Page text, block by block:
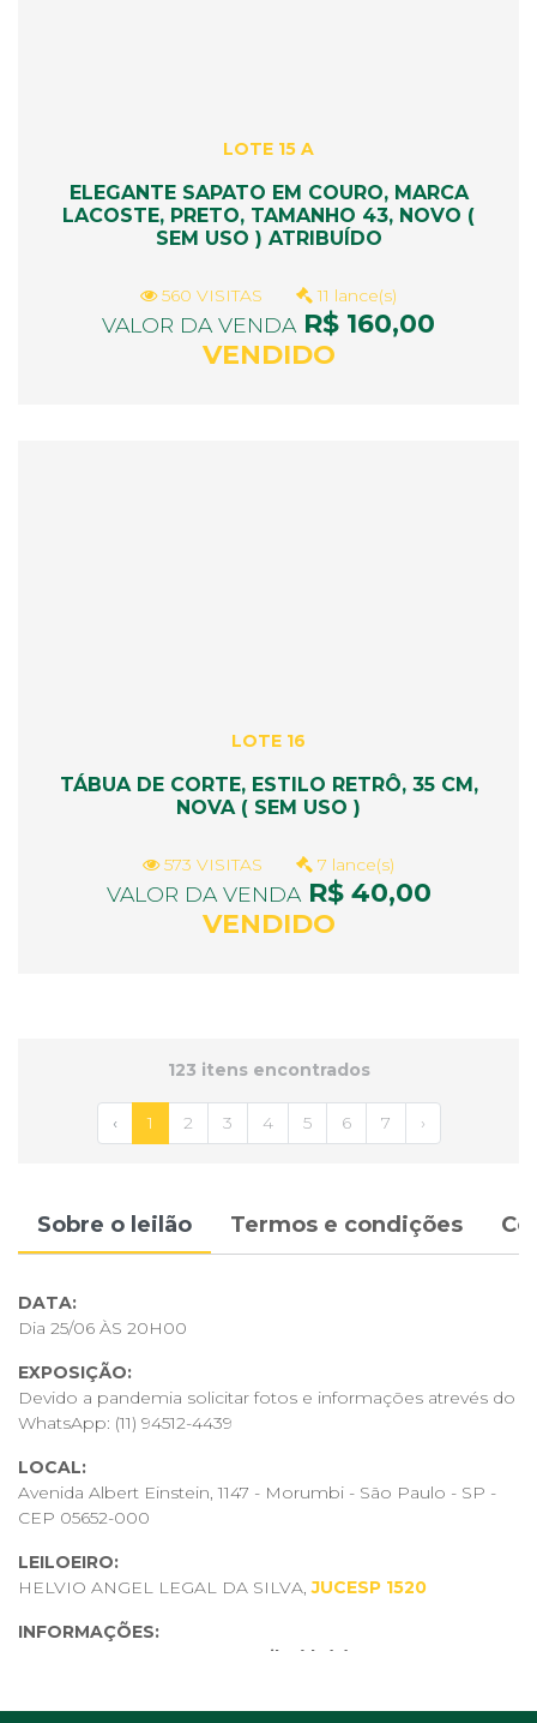
LOTE 15 A
ELEGANTE SAPATO EM COURO, MARCA
LACOSTE, PRETO, TAMANHO 43, NOVO (
SEM USO ) ATRIBUÍDO
560 VISITAS 11 lance(s)
VALOR DA VENDAR$ 160,00
VENDIDO
LOTE 16
TÁBUA DE CORTE, ESTILO RETRÔ, 35 CM,
NOVA ( SEM USO )
573 VISITAS 7 lance(s)
VALOR DA VENDAR$ 40,00
VENDIDO
123 itens encontrados
‹ 1 2 3 4 5 6 7 ›
Sobre o leilão Termos e condições
DATA:
Dia 25/06 ÀS 20H00
EXPOSIÇÃO:
Devido a pandemia solicitar fotos e informações atrevés do
WhatsApp: (11) 94512-4439
LOCAL:
Avenida Albert Einstein, 1147 - Morumbi - São Paulo - SP -
CEP 05652-000
LEILOEIRO:
HELVIO ANGEL LEGAL DA SILVA,JUCESP 1520
INFORMAÇÕES:
Atribuído(a)
numeração, nota, etc..